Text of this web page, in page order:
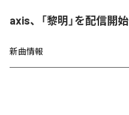
axis、「黎明」を配信開始
新曲情報